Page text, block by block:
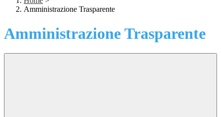
Amministrazione Trasparente
Amministrazione Trasparente